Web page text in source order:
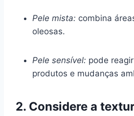
Pele mista: combina
oleosas.
Pele sensível: pode
produtos e mudanças
2. Considere a